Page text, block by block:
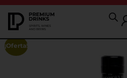
¡Oferta!